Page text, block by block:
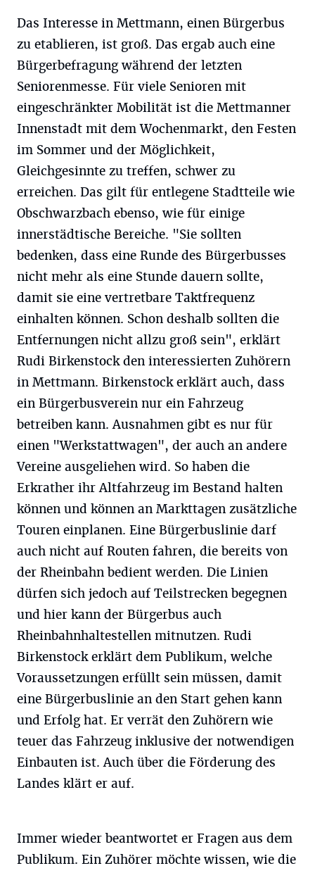
Das Interesse in Mettmann, einen Bürgerbus
zu etablieren, ist groß. Das ergab auch eine
Bürgerbefragung während der letzten
Seniorenmesse. Für viele Senioren mit
eingeschränkter Mobilität ist die Mettmanner
Innenstadt mit dem Wochenmarkt, den Festen
im Sommer und der Möglichkeit,
Gleichgesinnte zu treffen, schwer zu
erreichen. Das gilt für entlegene Stadtteile wie
Obschwarzbach ebenso, wie für einige
innerstädtische Bereiche. "Sie sollten
bedenken, dass eine Runde des Bürgerbusses
nicht mehr als eine Stunde dauern sollte,
damit sie eine vertretbare Taktfrequenz
einhalten können. Schon deshalb sollten die
Entfernungen nicht allzu groß sein", erklärt
Rudi Birkenstock den interessierten Zuhörern
in Mettmann. Birkenstock erklärt auch, dass
ein Bürgerbusverein nur ein Fahrzeug
betreiben kann. Ausnahmen gibt es nur für
einen "Werkstattwagen", der auch an andere
Vereine ausgeliehen wird. So haben die
Erkrather ihr Altfahrzeug im Bestand halten
können und können an Markttagen zusätzliche
Touren einplanen. Eine Bürgerbuslinie darf
auch nicht auf Routen fahren, die bereits von
der Rheinbahn bedient werden. Die Linien
dürfen sich jedoch auf Teilstrecken begegnen
und hier kann der Bürgerbus auch
Rheinbahnhaltestellen mitnutzen. Rudi
Birkenstock erklärt dem Publikum, welche
Voraussetzungen erfüllt sein müssen, damit
eine Bürgerbuslinie an den Start gehen kann
und Erfolg hat. Er verrät den Zuhörern wie
teuer das Fahrzeug inklusive der notwendigen
Einbauten ist. Auch über die Förderung des
Landes klärt er auf.
Immer wieder beantwortet er Fragen aus dem
Publikum. Ein Zuhörer möchte wissen, wie die